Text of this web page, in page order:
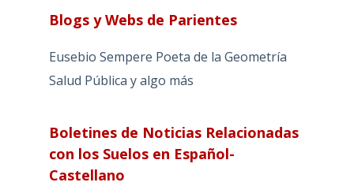
Blogs y Webs de Parientes
Eusebio Sempere Poeta de la Geometría
Salud Pública y algo más
Boletines de Noticias Relacionadas
con los Suelos en Español-
Castellano